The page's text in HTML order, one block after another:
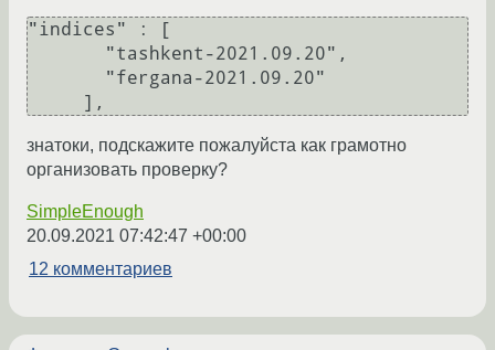
"indices" : [
знатоки, подскажите пожалуйста как грамотно
организовать проверку?
SimpleEnough
20.09.2021 07:42:47 +00:00
12 комментариев